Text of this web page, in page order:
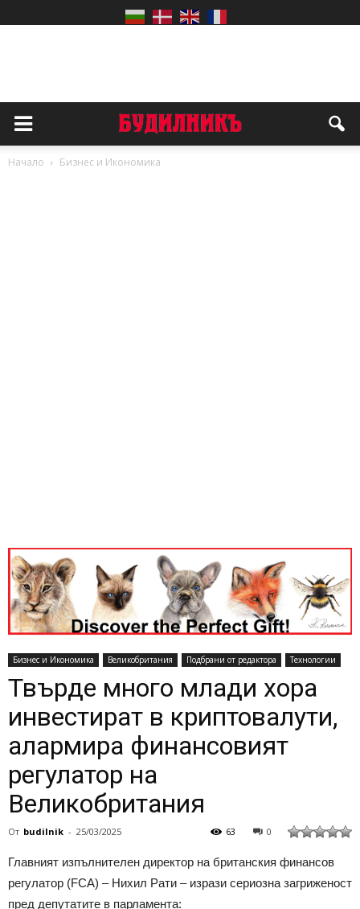
Начало Бизнес и Икономика
Бизнес и Икономика Великобритания Подбрани от редактора Технологии
Твърде много млади хора
инвестират в криптовалути,
алармира финансовият
регулатор на
Великобритания
От budilnik - 25/03/2025 0
63
Главният изпълнителен директор на британския финансов
регулатор (FCA) – Нихил Рати – изрази сериозна загриженост
пред депутатите в парламента: